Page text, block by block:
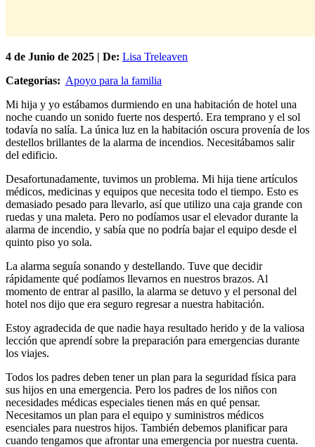
4 de Junio de 2025 | De: Lisa Treleaven
Categorías: Apoyo para la familia
Mi hija y yo estábamos durmiendo en una habitación de hotel una
noche cuando un sonido fuerte nos despertó. Era temprano y el sol
todavía no salía. La única luz en la habitación oscura provenía de los
destellos brillantes de la alarma de incendios. Necesitábamos salir
del edificio.
Desafortunadamente, tuvimos un problema. Mi hija tiene artículos
médicos, medicinas y equipos que necesita todo el tiempo. Esto es
demasiado pesado para llevarlo, así que utilizo una caja grande con
ruedas y una maleta. Pero no podíamos usar el elevador durante la
alarma de incendio, y sabía que no podría bajar el equipo desde el
quinto piso yo sola.
La alarma seguía sonando y destellando. Tuve que decidir
rápidamente qué podíamos llevarnos en nuestros brazos. Al
momento de entrar al pasillo, la alarma se detuvo y el personal del
hotel nos dijo que era seguro regresar a nuestra habitación.
Estoy agradecida de que nadie haya resultado herido y de la valiosa
lección que aprendí sobre la preparación para emergencias durante
los viajes.
Todos los padres deben tener un plan para la seguridad física para
sus hijos en una emergencia. Pero los padres de los niños con
necesidades médicas especiales tienen más en qué pensar.
Necesitamos un plan para el equipo y suministros médicos
esenciales para nuestros hijos. También debemos planificar para
cuando tengamos que afrontar una emergencia por nuestra cuenta.